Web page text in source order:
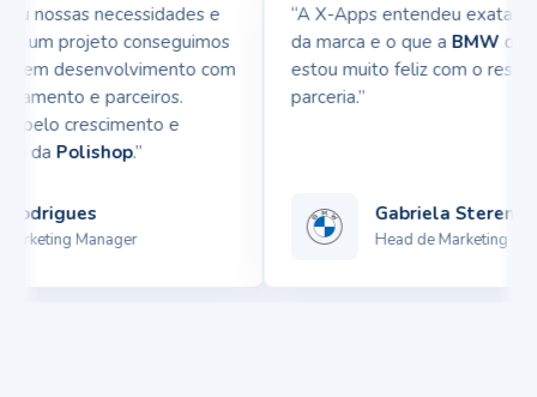
necessidades e
projeto conseguimos
desenvolvimento com
e parceiros.
crescimento e
Polishop.”
Manager
“A X-Apps entendeu
da marca e o que aBMWqueria
estou muito feliz com o
parceria.”
Gabriela Sterenberg
Head de Marketing